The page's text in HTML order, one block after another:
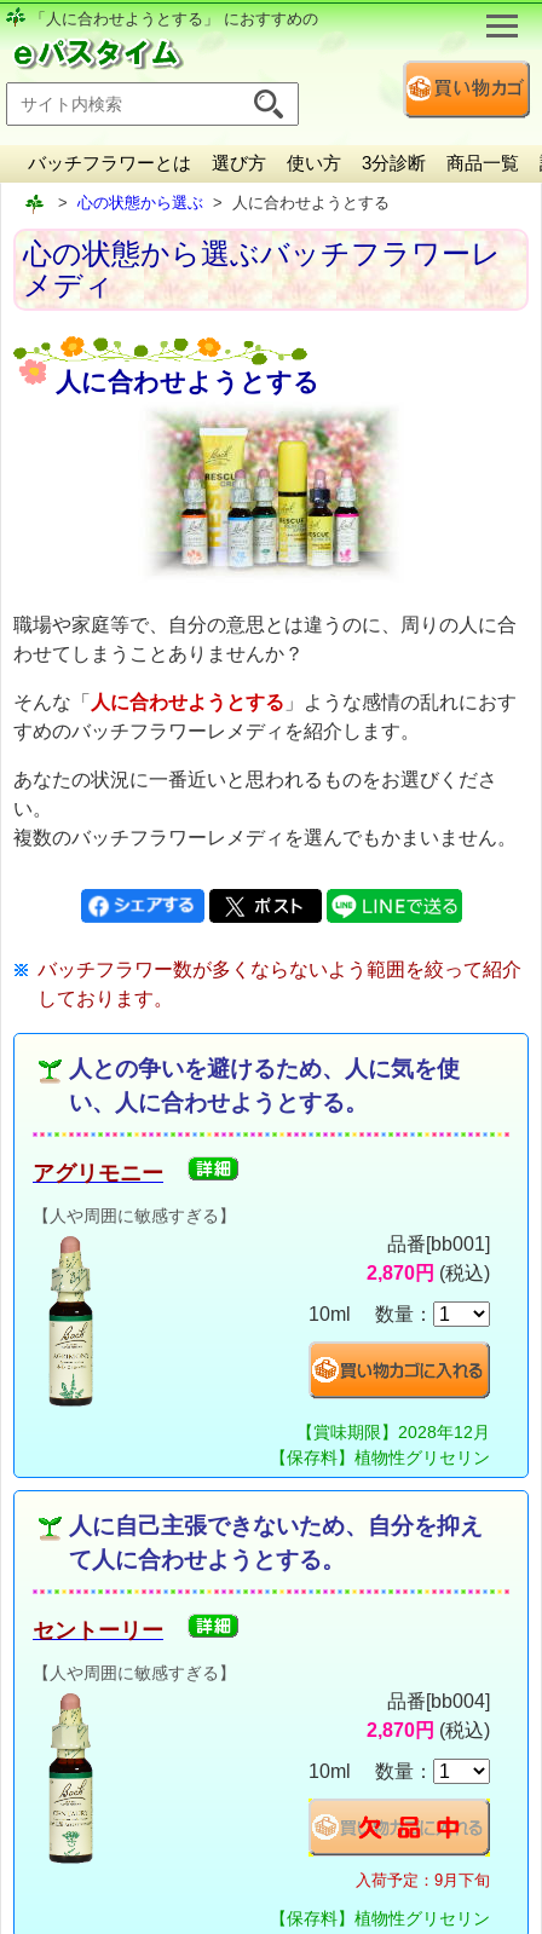
「人に合わせようとする」 におすすめの
バッチフラワーとは 選び方 使い方 3分診断 商品一覧
心の状態から選ぶ 人に合わせようとする
心の状態から選ぶバッチフラワーレ
メディ
人に合わせようとする
職場や家庭等で、自分の意思とは違うのに、周りの人に合
わせてしまうことありませんか？
そんな「 人に合わせようとする 」ような感情の乱れにおす
すめのバッチフラワーレメディを紹介します。
あなたの状況に一番近いと思われるものをお選びくださ
い。
複数のバッチフラワーレメディを選んでもかまいません。
バッチフラワー数が多くならないよう範囲を絞って紹介
しております。
人との争いを避けるため、人に気を使
い、人に合わせようとする。
アグリモニー
【人や周囲に敏感すぎる】
品番[bb001]
2,870円 (税込)
10ml 数量：
【賞味期限】2028年12月
【保存料】植物性グリセリン
人に自己主張できないため、自分を抑え
て人に合わせようとする。
セントーリー
【人や周囲に敏感すぎる】
品番[bb004]
2,870円 (税込)
10ml 数量：
入荷予定：9月下旬
【保存料】植物性グリセリン